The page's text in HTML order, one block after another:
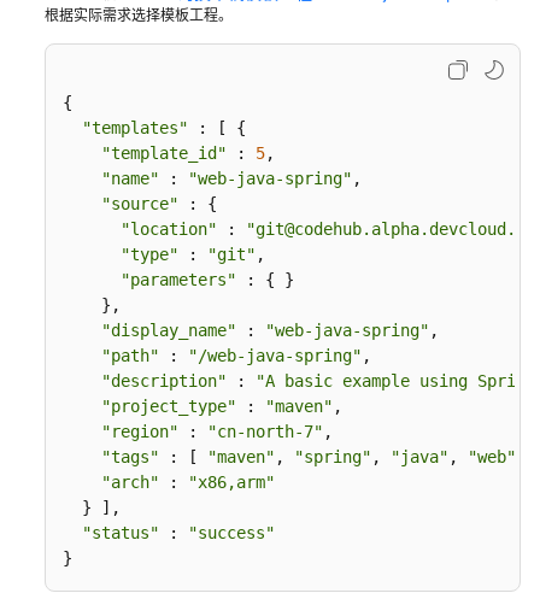
实
示
例
3：
三
方
集
成
商
创
建
IDE
实
例
根据实际需求选择模板工程。
{
"templates" : [ {
"template_id" : 5,
"name" : "web-java-spring" ,
"source" : {
"location" :
"type" : "git" ,
"parameters" : { }
    },
"display_name" : "web-java-spring" ,
"path" : "/web-java-spring" ,
"description" :
"A basic example using
"project_type" : "maven" ,
"region" : "cn-north-7" ,
"tags" : [ "maven" , "spring" , "java" , "web"
"arch" :
"x86,arm"
  } ],
"status" :
"success"
}